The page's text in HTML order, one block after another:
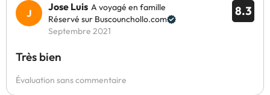
8.3
Jose Luis A voyagé en famille
Réservé sur Buscounchollo.com
Septembre 2021
Très bien
Évaluation sans commentaire